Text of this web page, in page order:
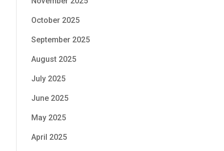
October 2025
September 2025
August 2025
July 2025
June 2025
May 2025
April 2025